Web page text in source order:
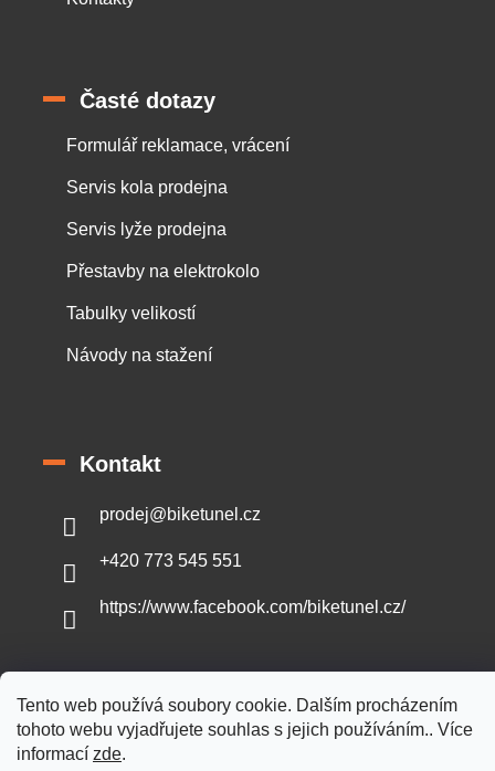
Tento web používá soubory cookie. Dalším procházením
tohoto webu vyjadřujete souhlas s jejich používáním.. Více
informací zde.
Časté dotazy
Formulář reklamace, vrácení
Servis kola prodejna
Servis lyže prodejna
Přestavby na elektrokolo
Tabulky velikostí
Návody na stažení
Kontakt
prodej@biketunel.cz
+420 773 545 551
https://www.facebook.com/biketunel.cz/
Vytvořil Shoptet